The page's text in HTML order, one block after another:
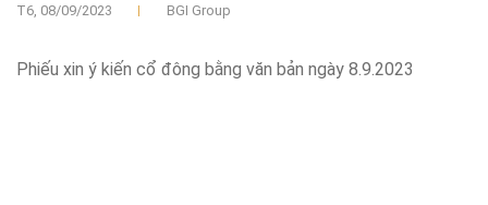
T6, 08/09/2023 BGI Group
Phiếu xin ý kiến cổ đông bằng văn bản ngày 8.9.2023